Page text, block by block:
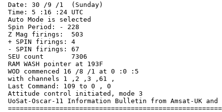
Date: 30 /9 /1  (Sunday)
Time: 5 :16 :24 UTC
Auto Mode is selected
Spin Period: - 228
Z Mag firings:  503
+ SPIN firings: 4
- SPIN firings: 67
SEU count       7306
RAM WASH pointer at 193F
WOD commenced 16 /8 /1 at 0 :0 :5
with channels 1 ,2 ,3 ,61 ,
Last Command: 109 to 0 , 0
Attitude control initiated, mode 3
UoSat-Oscar-11 Information Bulletin from Amsat-UK and